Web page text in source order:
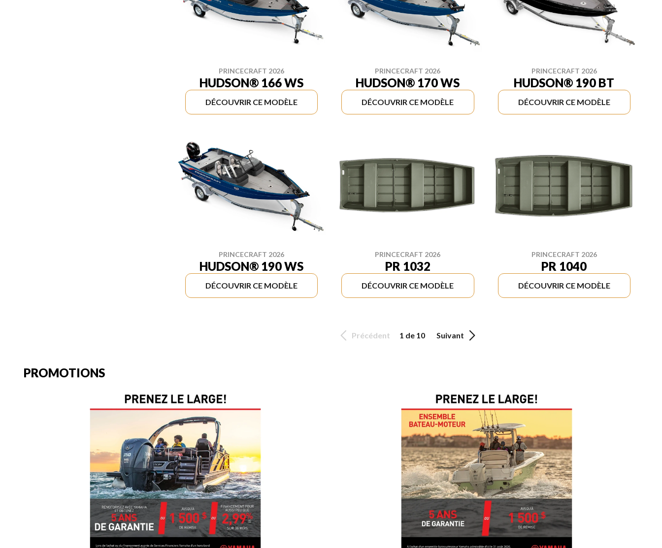
PRINCECRAFT 2026
HUDSON® 166 WS
DÉCOUVRIR CE MODÈLE
PRINCECRAFT 2026
HUDSON® 170 WS
DÉCOUVRIR CE MODÈLE
PRINCECRAFT 2026
HUDSON® 190 BT
DÉCOUVRIR CE MODÈLE
PRINCECRAFT 2026
HUDSON® 190 WS
DÉCOUVRIR CE MODÈLE
PRINCECRAFT 2026
PR 1032
DÉCOUVRIR CE MODÈLE
PRINCECRAFT 2026
PR 1040
DÉCOUVRIR CE MODÈLE
Précédent 1 de 10 Suivant
PROMOTIONS